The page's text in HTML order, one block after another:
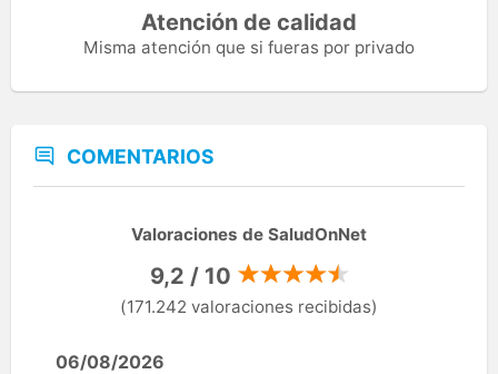
Atención de calidad
Misma atención que si fueras por privado
COMENTARIOS
Valoraciones de SaludOnNet
9,2 / 10
(171.242 valoraciones recibidas)
06/08/2026